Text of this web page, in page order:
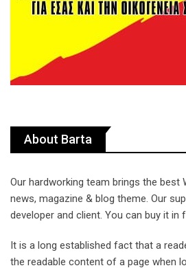
About Barta
Our hardworking team brings the best
news, magazine & blog theme. Our
developer and client. You can buy it in
It is a long established fact that a
the readable content of a page when